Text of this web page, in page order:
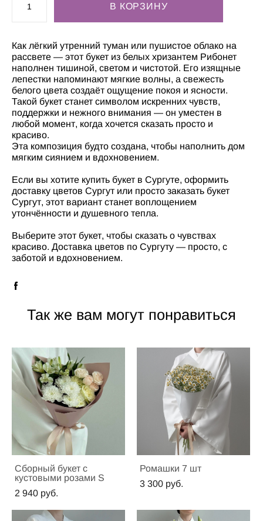
В КОРЗИНУ
Как лёгкий утренний туман или пушистое облако на
рассвете — этот букет из белых хризантем Рибонет
наполнен тишиной, светом и чистотой. Его изящные
лепестки напоминают мягкие волны, а свежесть
белого цвета создаёт ощущение покоя и ясности.
Такой букет станет символом искренних чувств,
поддержки и нежного внимания — он уместен в
любой момент, когда хочется сказать просто и
красиво.
Эта композиция будто создана, чтобы наполнить дом
мягким сиянием и вдохновением.
Если вы хотите купить букет в Сургуте, оформить
доставку цветов Сургут или просто заказать букет
Сургут, этот вариант станет воплощением
утончённости и душевного тепла.
Выберите этот букет, чтобы сказать о чувствах
красиво. Доставка цветов по Сургуту — просто, с
заботой и вдохновением.
Так же вам могут понравиться
Сборный букет с
кустовыми розами S
2 940 pуб.
Ромашки 7 шт
3 300 pуб.